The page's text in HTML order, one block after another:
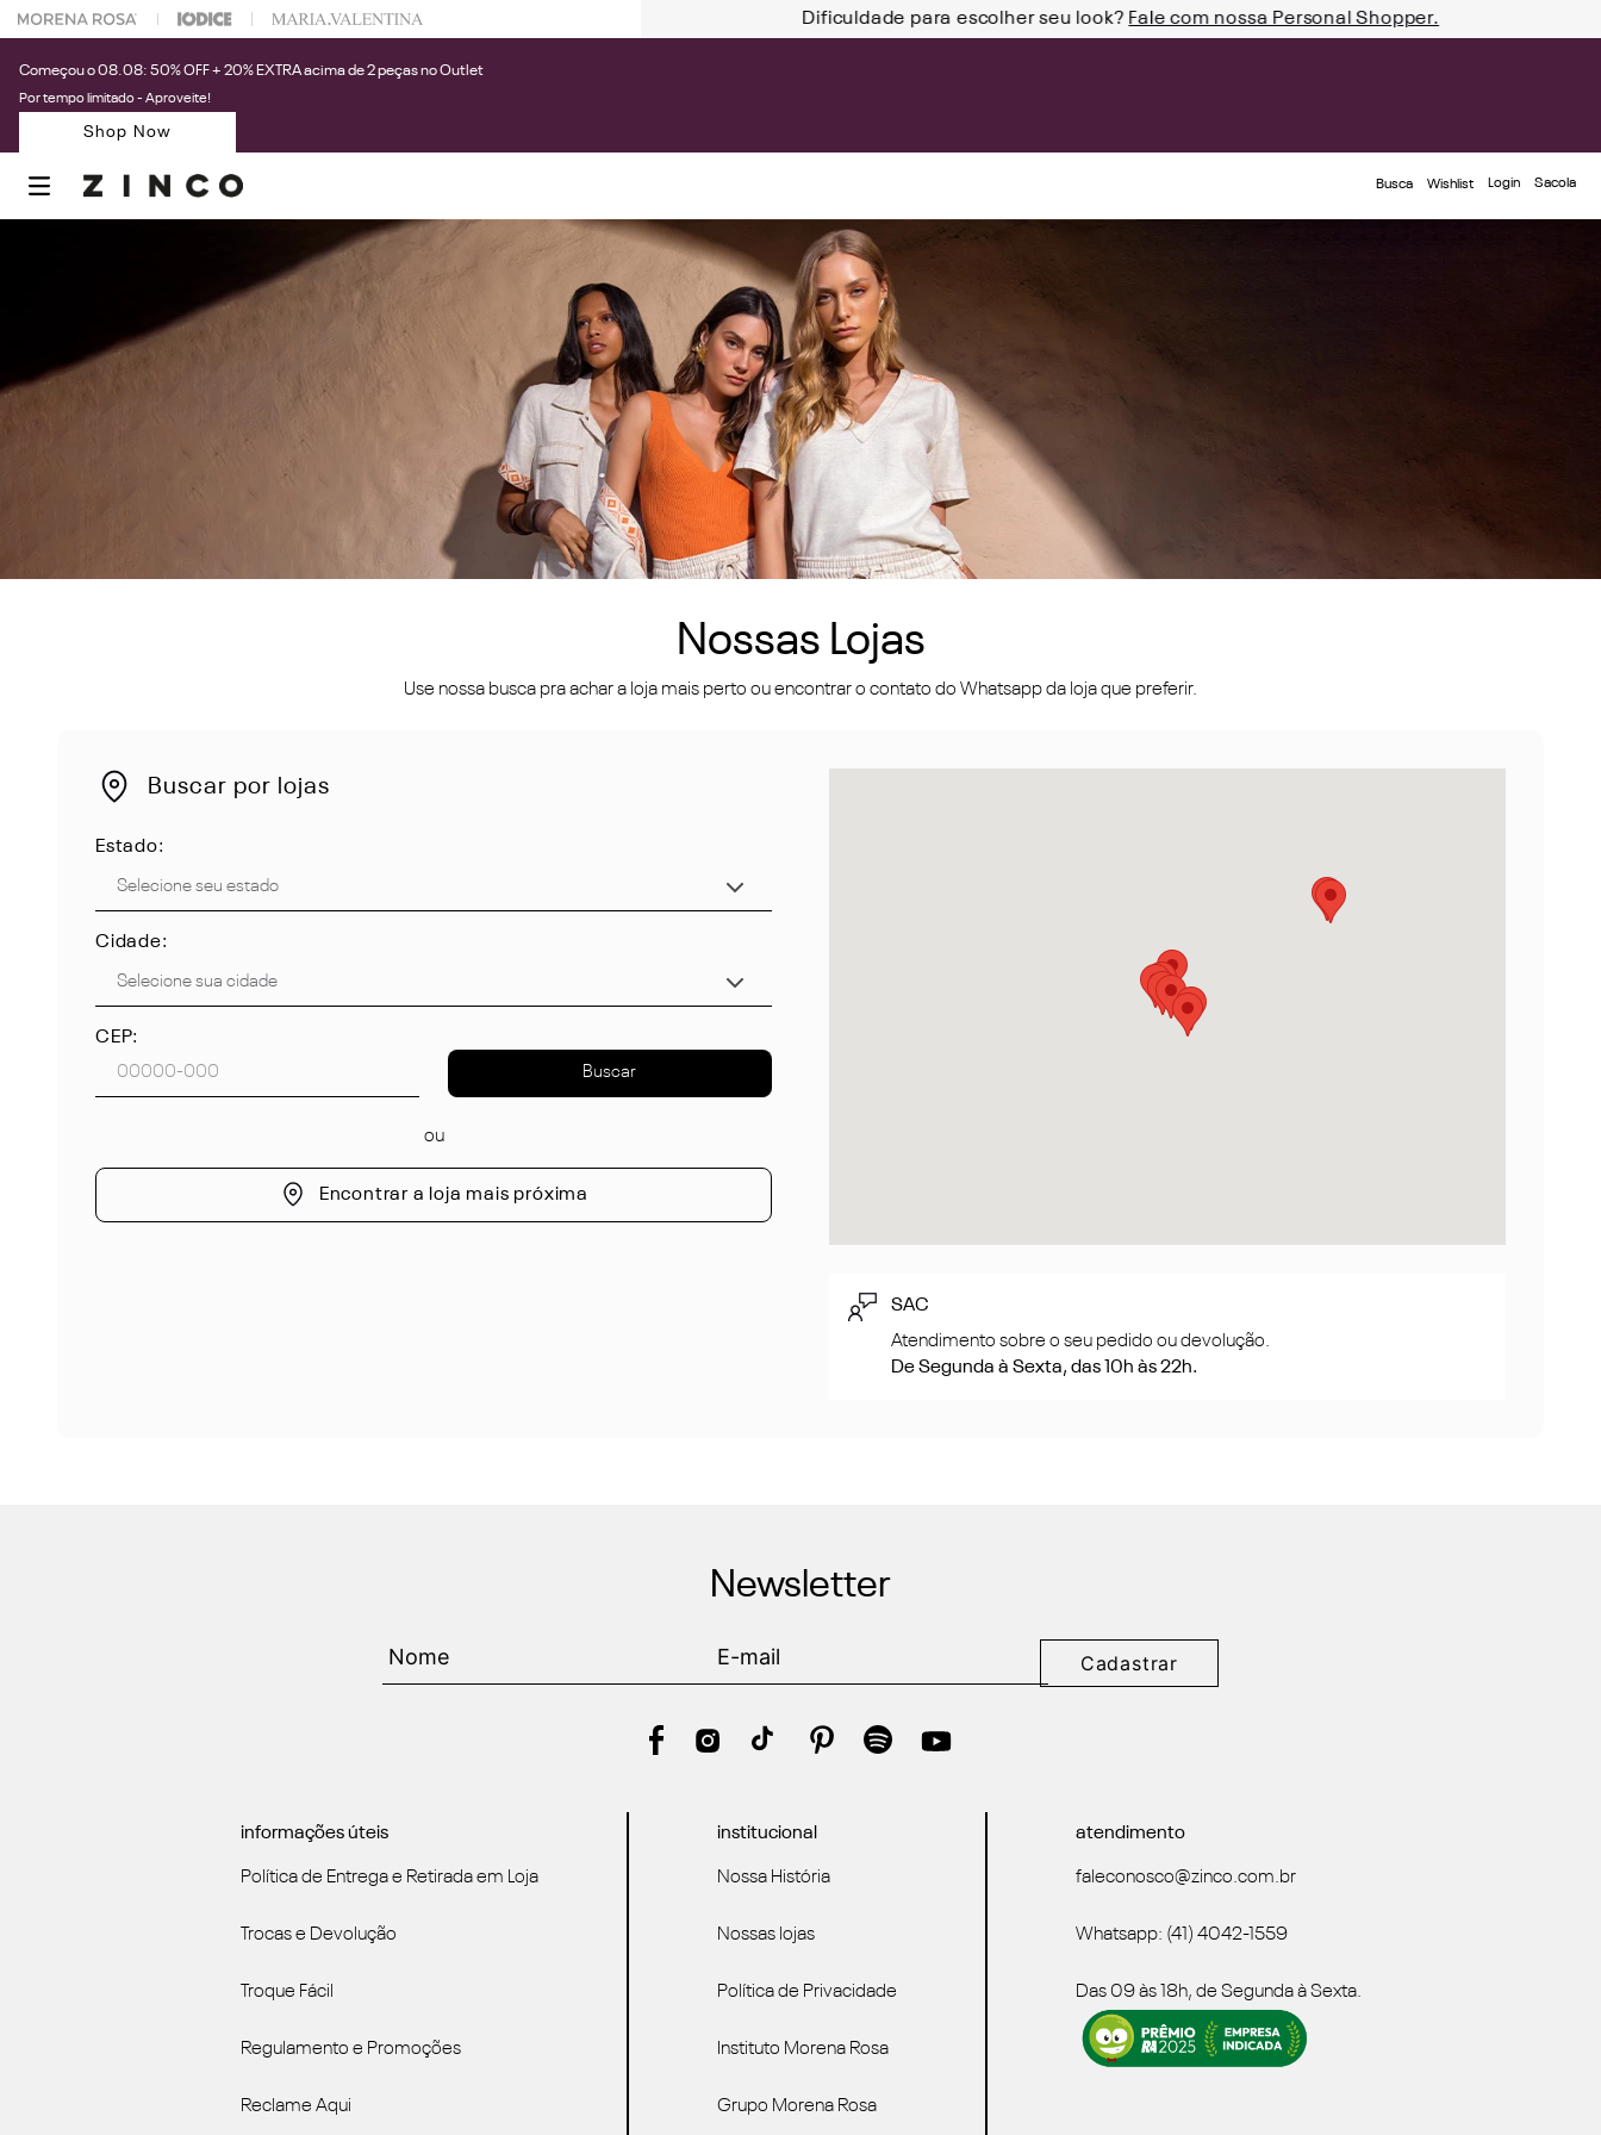
na sua 1° compra usando o cupom: PRIMEIRAZIN Dificuldade para escolher seu look? Fale com nossa Personal Shopper.
Começou o 08.08: 50% OFF + 20% EXTRA acima de 2 peças no Outlet
Por tempo limitado - Aproveite!
Shop Now
Busca Wishlist Login
Nossas Lojas
Use nossa busca pra achar a loja mais perto ou encontrar o contato do Whatsapp da loja que preferir.
Buscar por lojas
Estado:
Cidade:
CEP:
ou
Encontrar a loja mais próxima
SAC
Atendimento sobre o seu pedido ou devolução.
De Segunda à Sexta, das 10h às 22h.
Newsletter
Cadastrar
informações úteis
Política de Entrega e Retirada em Loja
Trocas e Devolução
Troque Fácil
Regulamento e Promoções
Reclame Aqui
institucional
Nossa História
Nossas lojas
Política de Privacidade
Instituto Morena Rosa
Grupo Morena Rosa
atendimento
faleconosco@zinco.com.br
Whatsapp: (41) 4042-1559
Das 09 às 18h, de Segunda à Sexta.